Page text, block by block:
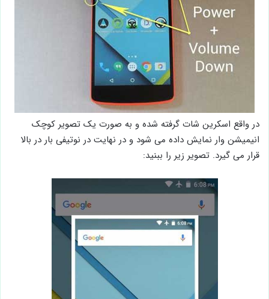
در واقع اسکرین شات گرفته شده و به صورت یک تصویر کوچک
انیمیشن وار نمایش داده می شود و در نهایت در نوتیفی بار در بالا
قرار می گیرد. تصویر زیر را ببنید: